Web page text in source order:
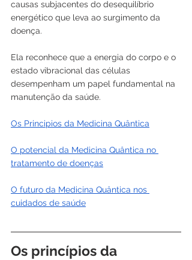
causas subjacentes do desequilíbrio
energético que leva ao surgimento da
doença.
Ela reconhece que a energia do corpo e o
estado vibracional das células
desempenham um papel fundamental na
manutenção da saúde.
Os Principios da Medicina Quântica
O potencial da Medicina Quântica no
tratamento de doenças
O futuro da Medicina Quântica nos
cuidados de saúde
Os princípios da